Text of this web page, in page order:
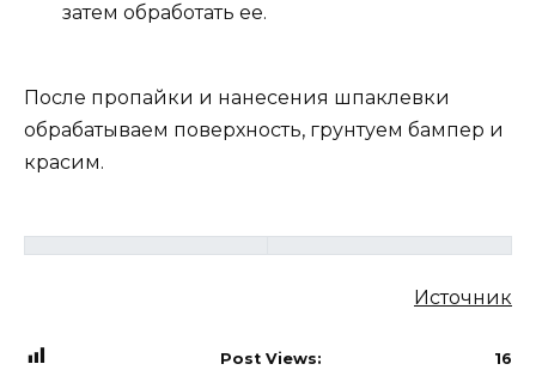
затем обработать ее.
После пропайки и нанесения шпаклевки
обрабатываем поверхность, грунтуем бампер и
красим.
Источник
Post Views: 16